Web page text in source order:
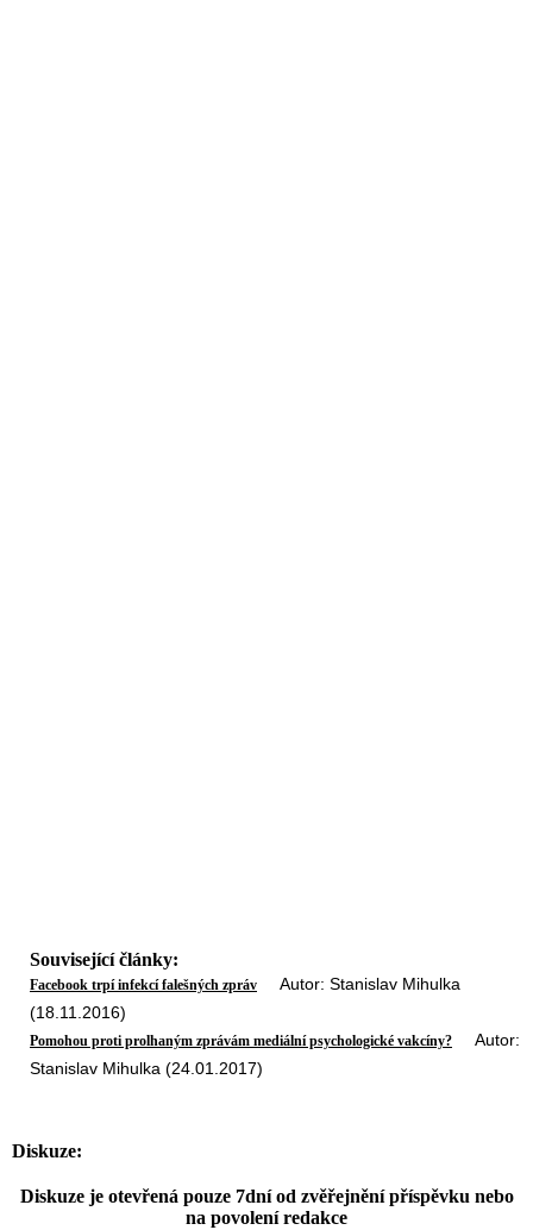
Související články:
Facebook trpí infekcí falešných zpráv Autor: Stanislav Mihulka
(18.11.2016)
Pomohou proti prolhaným zprávám mediální psychologické vakcíny? Autor:
Stanislav Mihulka (24.01.2017)
Diskuze:
Diskuze je otevřená pouze 7dní od zvěřejnění příspěvku nebo
na povolení redakce